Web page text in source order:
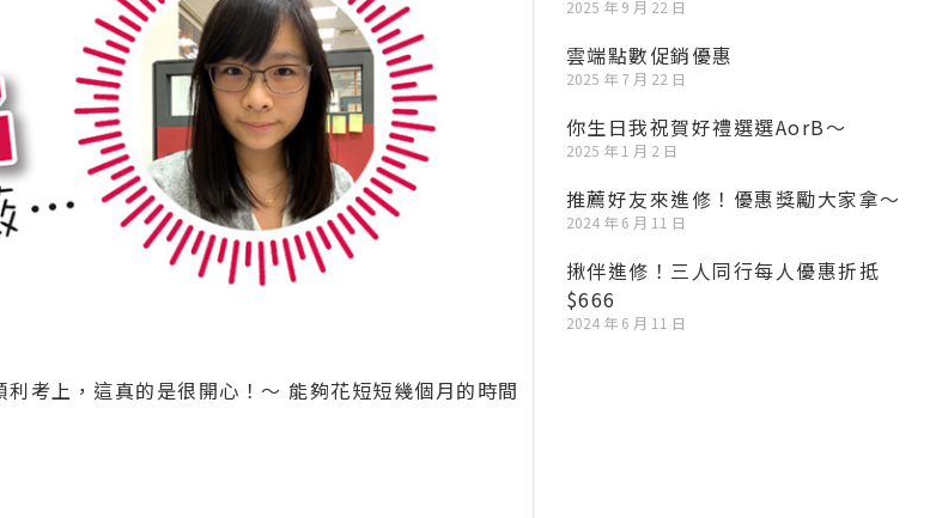
考上，這真的是很開心！～ 能夠花短短幾個月的時間
2025 年 9 月 22 日
雲端點數促銷優惠
2025 年 7 月 22 日
你生日我祝賀好禮選選AorB～
2025 年 1 月 2 日
推薦好友來進修！優惠獎勵大家拿～
2024 年 6 月 11 日
揪伴進修！三人同行每人優惠折抵
$666
2024 年 6 月 11 日